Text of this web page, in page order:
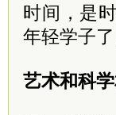
时间，是
年轻学子了
艺术和科